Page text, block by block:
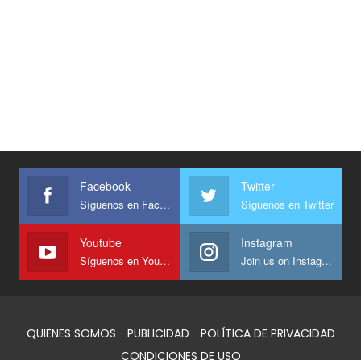
Facebook
Síguenos en Facebook
Twitter
Síguenos en Twitter
Youtube
Síguenos en Youtube
Instagram
Join us on Instagram
QUIENES SOMOS PUBLICIDAD
POLÍTICA DE PRIVACIDAD
CONDICIONES DE USO